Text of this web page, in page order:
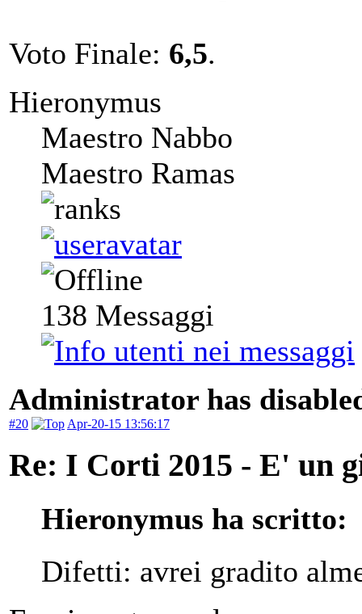
Voto Finale: 6,5.
Hieronymus
Maestro Nabbo
Maestro Ramas
138 Messaggi
Administrator has
#20 Apr-20-15 13:56:17
Re: I Corti 2015 - E' un
Hieronymus ha scritto:
Difetti: avrei gradito